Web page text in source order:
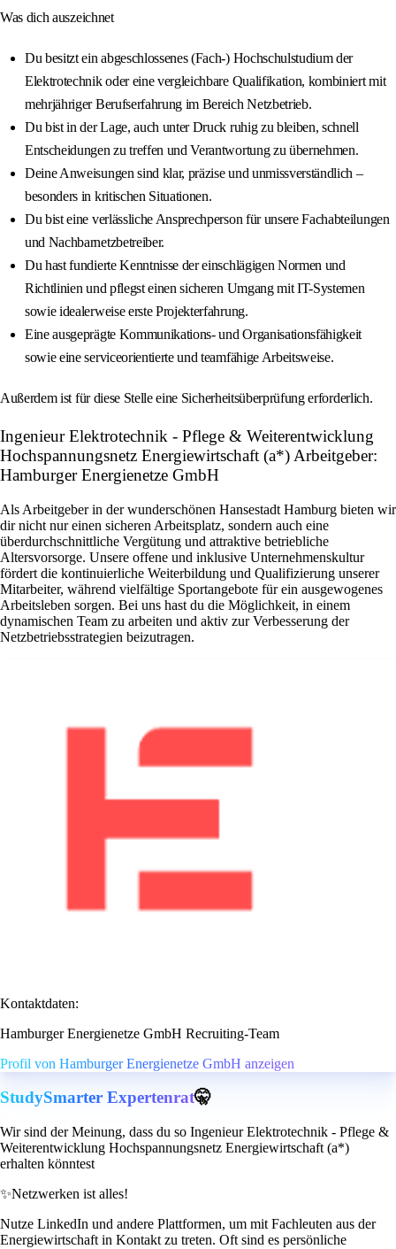
Was dich auszeichnet
Du besitzt ein abgeschlossenes (Fach-) Hochschulstudium der
Elektrotechnik oder eine vergleichbare Qualifikation, kombiniert mit
mehrjähriger Berufserfahrung im Bereich Netzbetrieb.
Du bist in der Lage, auch unter Druck ruhig zu bleiben, schnell
Entscheidungen zu treffen und Verantwortung zu übernehmen.
Deine Anweisungen sind klar, präzise und unmissverständlich –
besonders in kritischen Situationen.
Du bist eine verlässliche Ansprechperson für unsere Fachabteilungen
und Nachbarnetzbetreiber.
Du hast fundierte Kenntnisse der einschlägigen Normen und
Richtlinien und pflegst einen sicheren Umgang mit IT-Systemen
sowie idealerweise erste Projekterfahrung.
Eine ausgeprägte Kommunikations- und Organisationsfähigkeit
sowie eine serviceorientierte und teamfähige Arbeitsweise.
Außerdem ist für diese Stelle eine Sicherheitsüberprüfung erforderlich.
Ingenieur Elektrotechnik - Pflege & Weiterentwicklung
Hochspannungsnetz Energiewirtschaft (a*) Arbeitgeber:
Hamburger Energienetze GmbH
Als Arbeitgeber in der wunderschönen Hansestadt Hamburg bieten wir
dir nicht nur einen sicheren Arbeitsplatz, sondern auch eine
überdurchschnittliche Vergütung und attraktive betriebliche
Altersvorsorge. Unsere offene und inklusive Unternehmenskultur
fördert die kontinuierliche Weiterbildung und Qualifizierung unserer
Mitarbeiter, während vielfältige Sportangebote für ein ausgewogenes
Arbeitsleben sorgen. Bei uns hast du die Möglichkeit, in einem
dynamischen Team zu arbeiten und aktiv zur Verbesserung der
Netzbetriebsstrategien beizutragen.
Kontaktdaten:
Hamburger Energienetze GmbH Recruiting-Team
Profil von Hamburger Energienetze GmbH anzeigen
StudySmarter Expertenrat🤫
Wir sind der Meinung, dass du so Ingenieur Elektrotechnik - Pflege &
Weiterentwicklung Hochspannungsnetz Energiewirtschaft (a*)
erhalten könntest
✨Netzwerken ist alles!
Nutze LinkedIn und andere Plattformen, um mit Fachleuten aus der
Energiewirtschaft in Kontakt zu treten. Oft sind es persönliche